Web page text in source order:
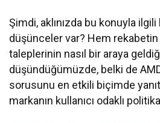
Şimdi, aklınızda bu konuyla
düşünceler var? Hem rekabetin
taleplerinin nasıl bir araya
düşündüğümüzde, belki de
sorusunu en etkili biçimde
markanın kullanıcı odaklı